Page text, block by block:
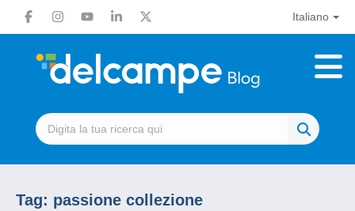
Italiano
Tag: passione collezione